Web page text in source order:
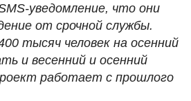
уведомление, что они
от срочной службы.
тысяч человек на осенний
и весенний и осенний
работает с прошлого